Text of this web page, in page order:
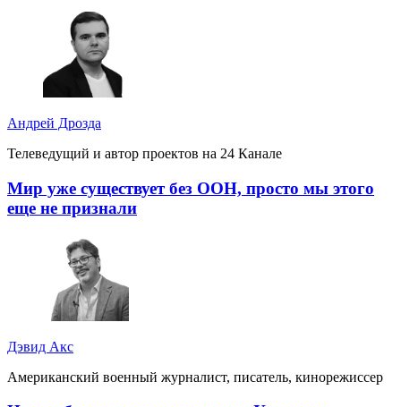
Андрей Дрозда
Телеведущий и автор проектов на 24 Канале
Мир уже существует без ООН, просто мы этого
еще не признали
Дэвид Акс
Американский военный журналист, писатель, кинорежиссер